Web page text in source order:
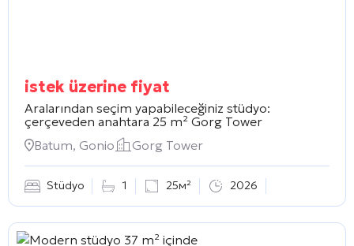
istek üzerine fiyat
Aralarından seçim yapabileceğiniz stüdyo:
çerçeveden anahtara 25 m² Gorg Tower
Batum, Gonio
Gorg Tower
Stüdyo 1 25м² 2026